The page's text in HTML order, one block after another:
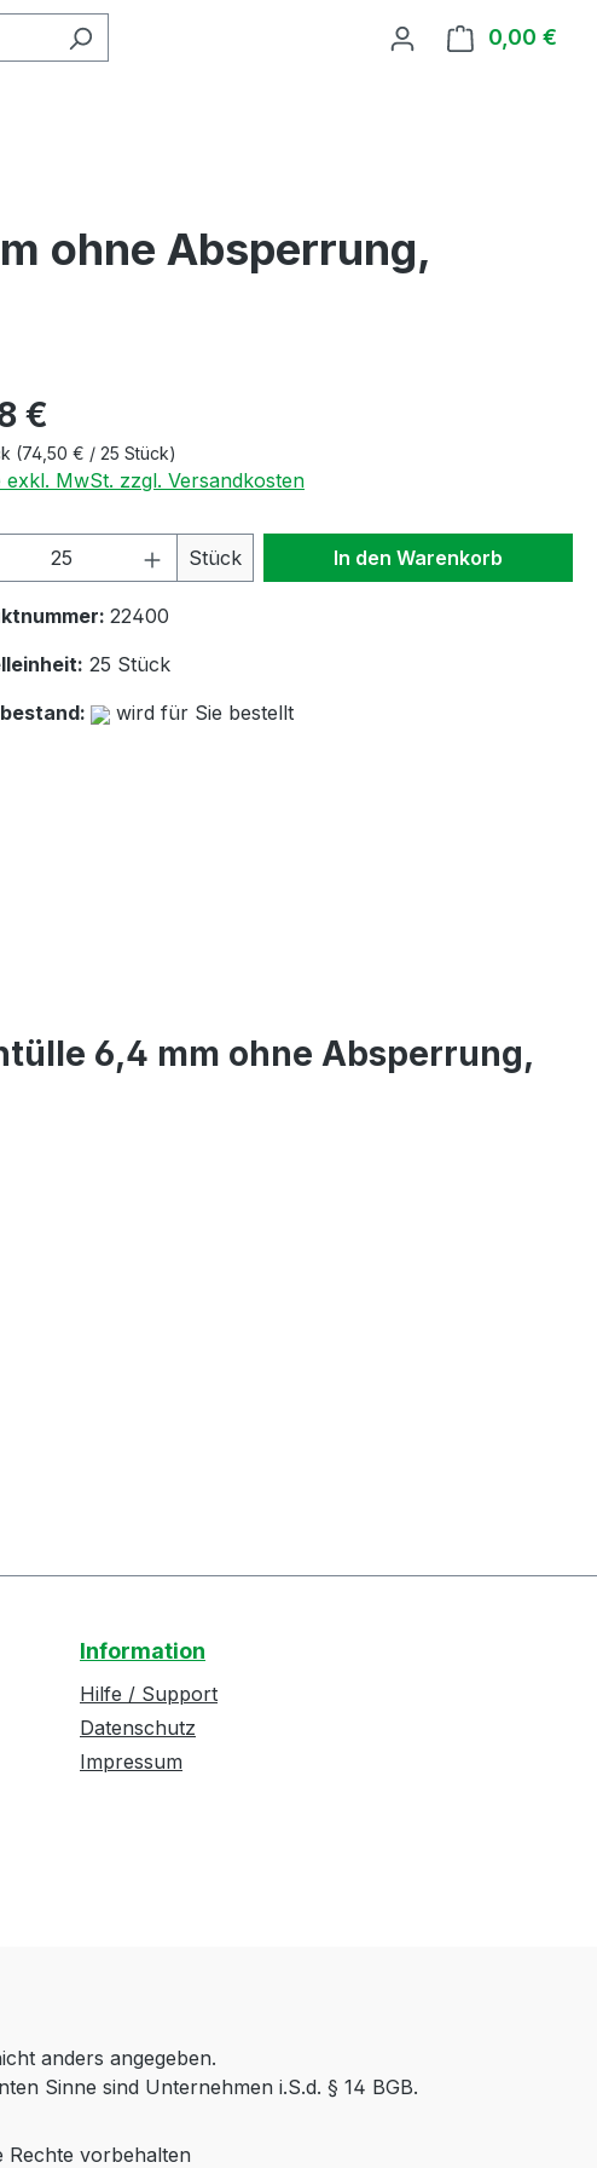
0,00 €
ohne Absperrung,
€
(74,50 € / 25 Stück)
exkl. MwSt. zzgl. Versandkosten
Anzahl: Gib den gewünschten Wert
Stück In den Warenkorb
22400
25 Stück
wird für Sie bestellt
6,4 mm ohne Absperrung,
Information
Hilfe / Support
Datenschutz
Impressum
anders angegeben.
Sinne sind Unternehmen i.S.d. § 14 BGB.
vorbehalten